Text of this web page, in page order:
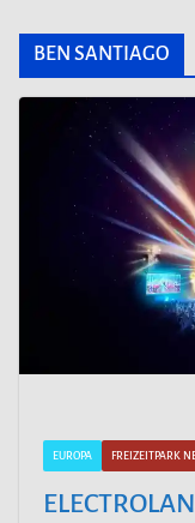
BEN SANTIAGO
EUROPA FREIZEITPARK